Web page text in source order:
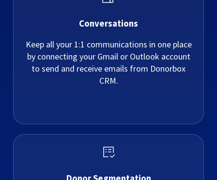
Conversations
Keep all your 1:1 communications in one place
by connecting your Gmail or Outlook account
to send and receive emails from Donorbox
CRM.